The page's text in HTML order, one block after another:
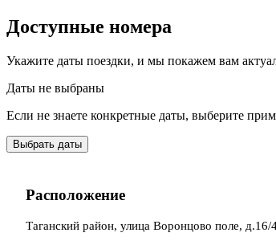
Доступные номера
Укажите даты поездки, и мы покажем вам
Даты не выбраны
Если не знаете конкретные даты, выберите
Выбрать даты
Расположение
Таганский район, улица Воронцово поле, д.16/